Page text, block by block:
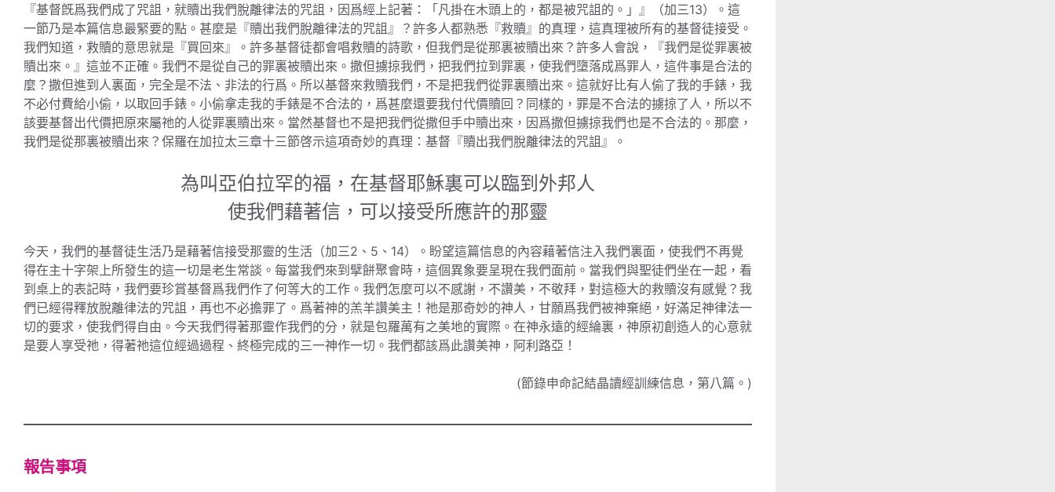
『基督旣爲我們成了咒詛，就贖出我們脫離律法的咒詛，因爲經上記著：「凡掛在木頭上的，都是被咒詛的。」』（加三13）。這
一節乃是本篇信息最緊要的點。甚麼是『贖出我們脫離律法的咒詛』？許多人都熟悉『救贖』的真理，這真理被所有的基督徒接受。
我們知道，救贖的意思就是『買回來』。許多基督徒都會唱救贖的詩歌，但我們是從那裏被贖出來？許多人會說，『我們是從罪裏被
贖出來。』這並不正確。我們不是從自己的罪裏被贖出來。撒但擄掠我們，把我們拉到罪裏，使我們墮落成爲罪人，這件事是合法的
麼？撒但進到人裏面，完全是不法、非法的行爲。所以基督來救贖我們，不是把我們從罪裏贖出來。這就好比有人偷了我的手錶，我
不必付費給小偷，以取回手錶。小偷拿走我的手錶是不合法的，爲甚麼還要我付代價贖回？同樣的，罪是不合法的擄掠了人，所以不
該要基督出代價把原來屬祂的人從罪裏贖出來。當然基督也不是把我們從撒但手中贖出來，因爲撒但擄掠我們也是不合法的。那麼，
我們是從那裏被贖出來？保羅在加拉太三章十三節啓示這項奇妙的真理：基督『贖出我們脫離律法的咒詛』。
為叫亞伯拉罕的福，在基督耶穌裏可以臨到外邦人
使我們藉著信，可以接受所應許的那靈
今天，我們的基督徒生活乃是藉著信接受那靈的生活（加三2、5、14）。盼望這篇信息的內容藉著信注入我們裏面，使我們不再覺
得在主十字架上所發生的這一切是老生常談。每當我們來到擘餅聚會時，這個異象要呈現在我們面前。當我們與聖徒們坐在一起，看
到桌上的表記時，我們要珍賞基督爲我們作了何等大的工作。我們怎麼可以不感謝，不讚美，不敬拜，對這極大的救贖沒有感覺？我
們已經得釋放脫離律法的咒詛，再也不必擔罪了。爲著神的羔羊讚美主！祂是那奇妙的神人，甘願爲我們被神棄絕，好滿足神律法一
切的要求，使我們得自由。今天我們得著那靈作我們的分，就是包羅萬有之美地的實際。在神永遠的經綸裏，神原初創造人的心意就
是要人享受祂，得著祂這位經過過程、終極完成的三一神作一切。我們都該爲此讚美神，阿利路亞！
(節錄申命記結晶讀經訓練信息，第八篇。)
報告事項